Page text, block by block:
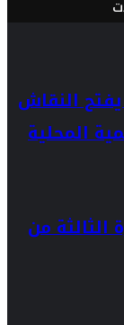
النقاش
المحلية
الثالثة من